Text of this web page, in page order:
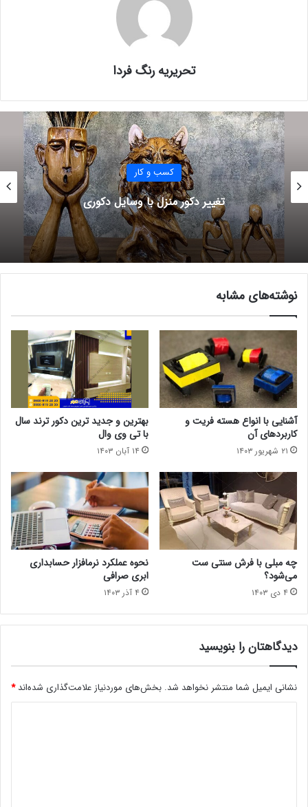
تحریریه رنگ فردا
کسب و کار
تغییر دکور منزل با وسایل دکوری
نوشته‌های مشابه
آشنایی با انواع هسته فریت و
کاربردهای آن
۲۱ شهریور ۱۴۰۳
بهترین و جدید ترین دکور ترند سال
با تی وی وال
۱۴ آبان ۱۴۰۳
چه مبلی با فرش سنتی ست
می‌شود؟
۴ دی ۱۴۰۳
نحوه عملکرد نرمافزار حسابداری
ابری صرافی
۴ آذر ۱۴۰۳
دیدگاهتان را بنویسید
نشانی ایمیل شما منتشر نخواهد شد. بخش‌های موردنیاز علامت‌گذاری شده‌اند*